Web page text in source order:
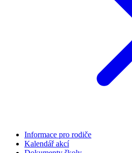
Informace pro rodiče
Kalendář akcí